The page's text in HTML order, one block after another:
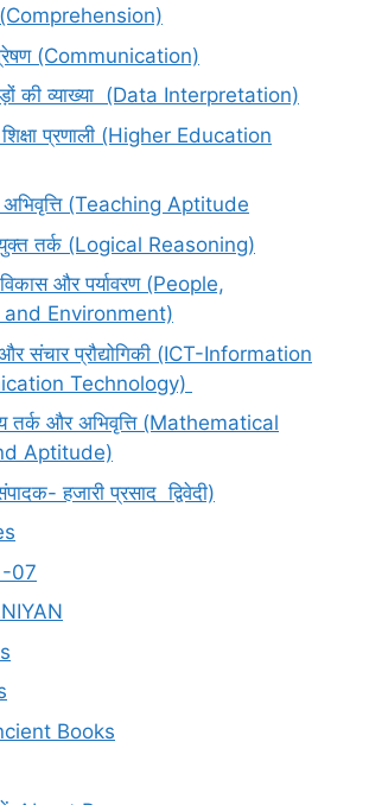
(Communication)
की व्याख्या (Data Interpretation)
प्रणाली (Higher Education
अभिवृत्ति (Teaching Aptitude
तर्क (Logical Reasoning)
और पर्यावरण (People,
Environment)
संचार प्रौद्योगिकी (ICT-Information
Technology)
तर्क और अभिवृत्ति (Mathematical
Aptitude)
हजारी प्रसाद द्विवेदी)
-07
Books